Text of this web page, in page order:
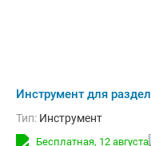
Инструмент для
Тип: Инструмент
Бесплатная, 12 августа